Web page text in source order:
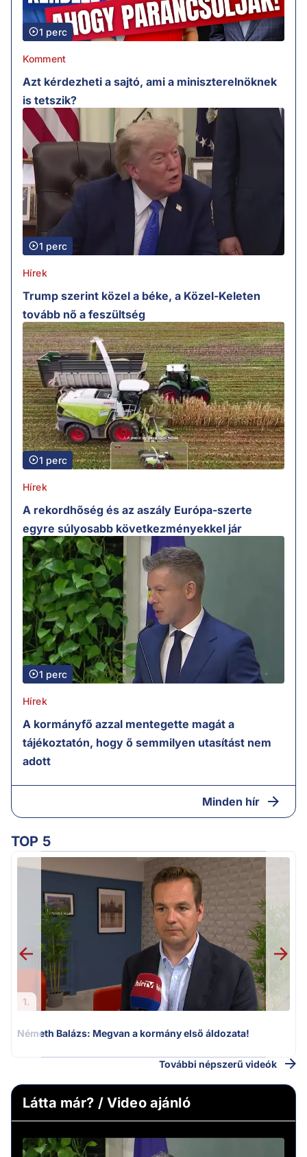
1 perc
Komment
Azt kérdezheti a sajtó, ami a miniszterelnöknek
is tetszik?
1 perc
Hírek
Trump szerint közel a béke, a Közel-Keleten
tovább nő a feszültség
1 perc
Hírek
A rekordhőség és az aszály Európa-szerte
egyre súlyosabb következményekkel jár
1 perc
Hírek
A kormányfő azzal mentegette magát a
tájékoztatón, hogy ő semmilyen utasítást nem
adott
Minden hír
TOP 5
1.
Németh Balázs: Megvan a kormány első áldozata!
További népszerű videók
Látta már? / Video ajánló